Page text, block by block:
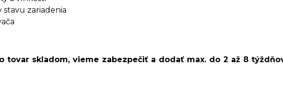
zariadenia
tovar skladom, vieme zabezpečiť a dodať max. do 2 až 8